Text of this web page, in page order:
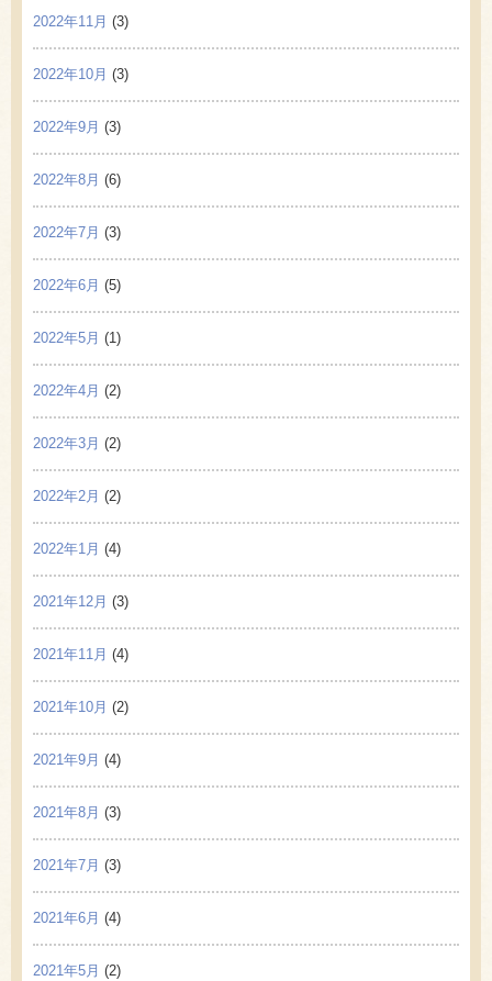
2022年11月 (3)
2022年10月 (3)
2022年9月 (3)
2022年8月 (6)
2022年7月 (3)
2022年6月 (5)
2022年5月 (1)
2022年4月 (2)
2022年3月 (2)
2022年2月 (2)
2022年1月 (4)
2021年12月 (3)
2021年11月 (4)
2021年10月 (2)
2021年9月 (4)
2021年8月 (3)
2021年7月 (3)
2021年6月 (4)
2021年5月 (2)